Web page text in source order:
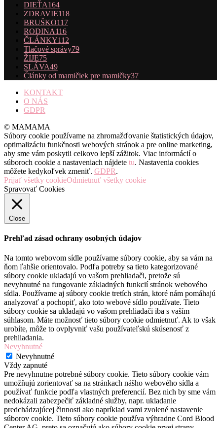
DIEŤA164
ZDRAVIE118
BRUŠKO117
RODINA116
ČLÁNKY112
Tlačové správy79
ŽIJE75
SLÁVA49
Články od mamičiek pre mamičky37
KONTAKT
O NÁS
GDPR
© MAMAMA
Súbory cookie používame na zhromažďovanie štatistických údajov,
optimalizáciu funkčnosti webových stránok a pre online marketing,
aby sme vám poskytli celkovo lepší zážitok. Viac informácií o
súboroch cookie a nastaveniach nájdete tu. Nastavenia cookies
môžete kedykoľvek zmeniť. GDPR.
Prijať všetky cookieOdmietnuť všetky cookie
Spravovať Cookies
Close
Prehľad zásad ochrany osobných údajov
Na tomto webovom sídle používame súbory cookie, aby sa vám na
ňom ľahšie orientovalo. Podľa potreby sa tieto kategorizované
súbory cookie ukladajú vo vašom prehliadači, pretože sú
nevyhnutné na fungovanie základných funkcií stránok webového
sídla. Používame aj súbory cookie tretích strán, ktoré nám pomáhajú
analyzovať a pochopiť, ako toto webové sídlo používate. Tieto
súbory cookie sa ukladajú vo vašom prehliadači iba s vaším
súhlasom. Máte možnosť tieto súbory cookie odmietnuť. Ak to však
urobíte, môže to ovplyvniť vašu používateľskú skúsenosť z
prehliadania.
Nevyhnutné
Nevyhnutné
Vždy zapnuté
Pre nevyhnutne potrebné súbory cookie. Tieto súbory cookie vám
umožňujú zorientovať sa na stránkach nášho webového sídla a
používať funkcie podľa vlastných preferencií. Bez nich by sme vám
nedokázali zabezpečiť základné služby, napr. ukladanie
predchádzajúcej činnosti ako napríklad vami zvolené nastavenie
súborov cookie. Tieto súbory cookie používa výhradne Cord Blood